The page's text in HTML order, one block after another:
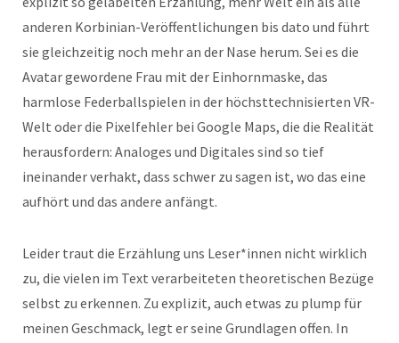
anderen Korbinian-Veröffentlichungen bis dato und führt
sie gleichzeitig noch mehr an der Nase herum. Sei es die
Avatar gewordene Frau mit der Einhornmaske, das
harmlose Federballspielen in der höchsttechnisierten VR-
Welt oder die Pixelfehler bei Google Maps, die die Realität
herausfordern: Analoges und Digitales sind so tief
ineinander verhakt, dass schwer zu sagen ist, wo das eine
aufhört und das andere anfängt.
Leider traut die Erzählung uns Leser*innen nicht wirklich
zu, die vielen im Text verarbeiteten theoretischen Bezüge
selbst zu erkennen. Zu explizit, auch etwas zu plump für
meinen Geschmack, legt er seine Grundlagen offen. In